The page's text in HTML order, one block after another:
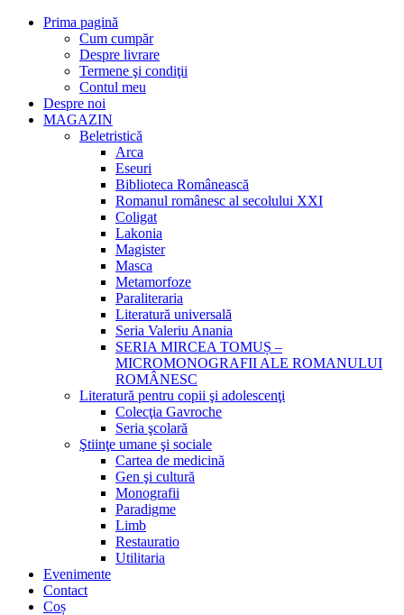
Prima pagină
Cum cumpăr
Despre livrare
Termene şi condiţii
Contul meu
Despre noi
MAGAZIN
Beletristică
Arca
Eseuri
Biblioteca Românească
Romanul românesc al secolului XXI
Coligat
Lakonia
Magister
Masca
Metamorfoze
Paraliteraria
Literatură universală
Seria Valeriu Anania
SERIA MIRCEA TOMUȘ –
MICROMONOGRAFII ALE ROMANULUI
ROMÂNESC
Literatură pentru copii şi adolescenţi
Colecţia Gavroche
Seria şcolară
Ştiinţe umane şi sociale
Cartea de medicină
Gen şi cultură
Monografii
Paradigme
Limb
Restauratio
Utilitaria
Evenimente
Contact
Coș